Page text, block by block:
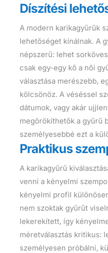
Díszítési
A modern karikagyűrűk
lehetőséget kínálnak. A
népszerű: lehet
csak egy-egy kő a női
választása merészebb,
kölcsönöz. A véséssel
dátumok, vagy akár
megörökíthetők a gyűrű
személyesebbé ezt a
Praktikus
A karikagyűrű
venni a kényelmi
kényelmi profil
nem szoktak gyűrűt
lekerekített, így
méretválasztás kritikus:
személyesen próbálni,